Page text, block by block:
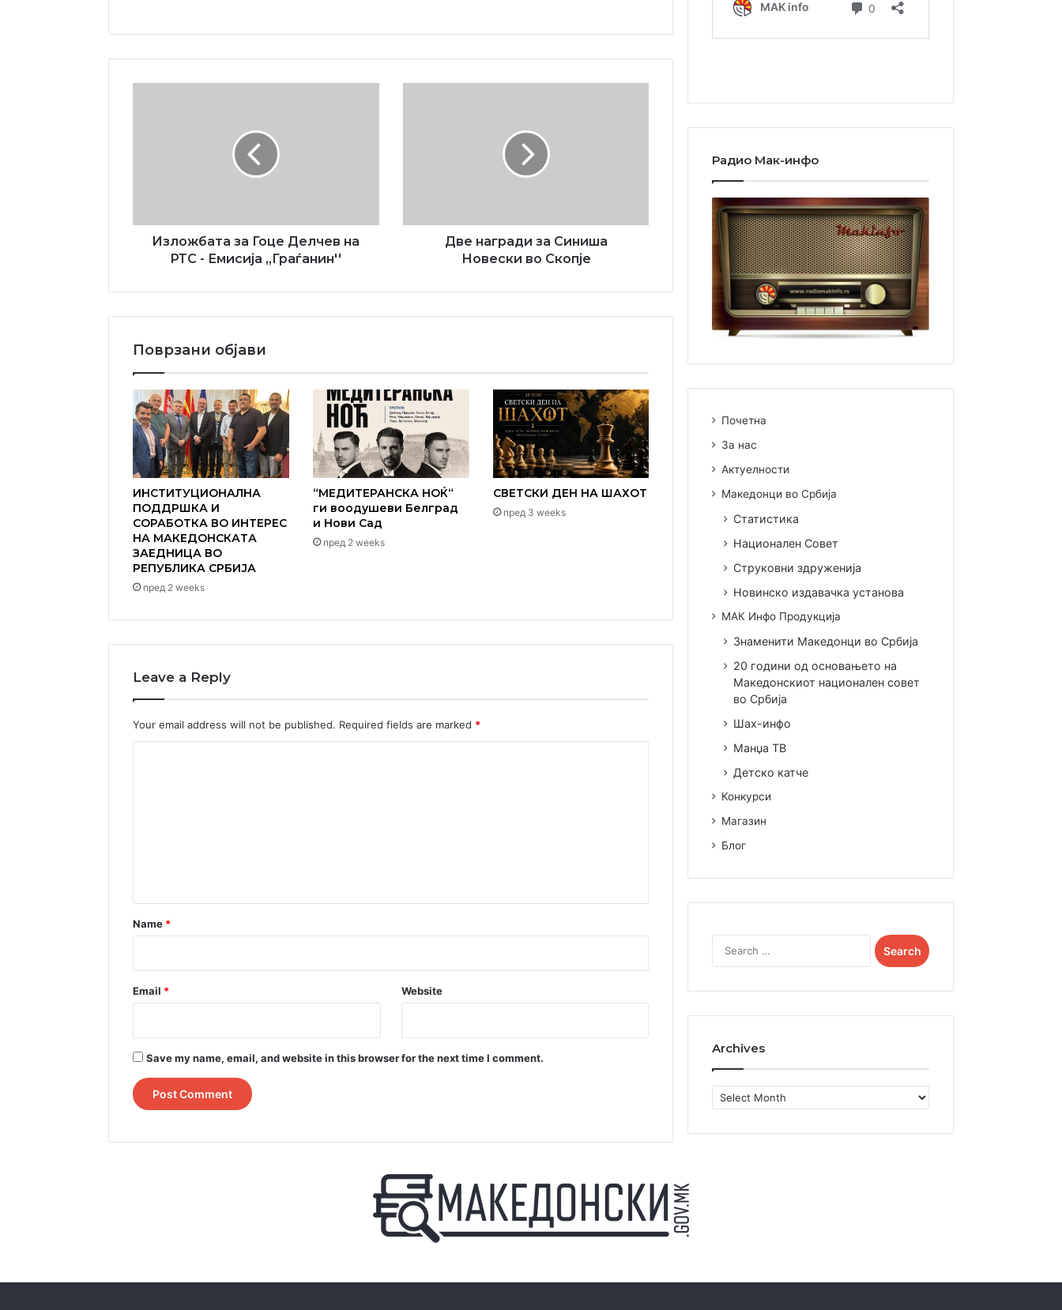
,,Граѓанин''
Изложбата за Гоце Делчев на
РТС - Емисија ,,Граѓанин''
Две награди за Синиша
Новески во Скопје
Поврзани објави
ИНСТИТУЦИОНАЛНА
ПОДДРШКА И
СОРАБОТКА ВО ИНТЕРЕС
НА МАКЕДОНСКАТА
ЗАЕДНИЦА ВО
РЕПУБЛИКА СРБИЈА
пред 2 weeks
“МЕДИТЕРАНСКА НОЌ“
ги воодушеви Белград
и Нови Сад
пред 2 weeks
СВЕТСКИ ДЕН НА ШАХОТ
пред 3 weeks
Leave a Reply
Your email address will not be published. Required fields are marked *
*
Name *
Email * Website
Save my name, email, and website in this browser for the next time I comment.
Радио Мак-инфо
Почетна
За нас
Актуелности
Македонци во Србија
Статистика
Национален Совет
Струковни здруженија
Новинско издавачка установа
МАК Инфо Продукција
Знаменити Македонци во Србија
20 години од основањето на
Македонскиот национален совет
во Србија
Шах-инфо
Манџа ТВ
Детско катче
Конкурси
Магазин
Блог
Search
for:
Archives
Archives